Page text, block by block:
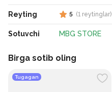
Reyting
Sotuvchi
5 (1 reytinglar)
MBG STORE
Birga sotib oling
Tugagan